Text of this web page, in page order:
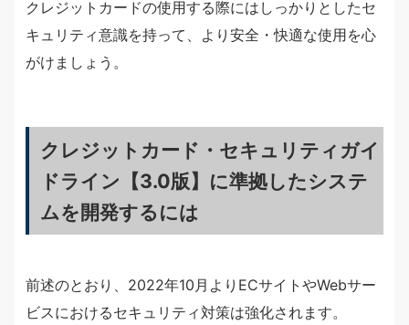
クレジットカードの使用する際にはしっかりとしたセ
キュリティ意識を持って、より安全・快適な使用を心
がけましょう。
クレジットカード・セキュリティガイ
ドライン【3.0版】に準拠したシステ
ムを開発するには
前述のとおり、2022年10月よりECサイトやWebサー
ビスにおけるセキュリティ対策は強化されます。